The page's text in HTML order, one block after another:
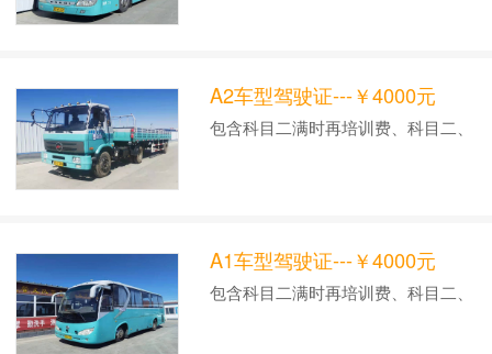
A2车型驾驶证---￥4000元
包含科目二满时再培训费、科目二、
A1车型驾驶证---￥4000元
包含科目二满时再培训费、科目二、